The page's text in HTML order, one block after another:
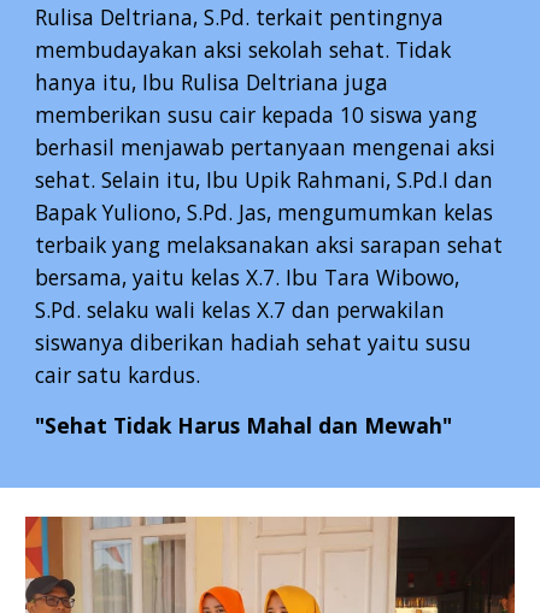
Rulisa Deltriana, S.Pd. terkait pentingnya
membudayakan aksi sekolah sehat. Tidak
hanya itu, Ibu Rulisa Deltriana juga
memberikan susu cair kepada 10 siswa yang
berhasil menjawab pertanyaan mengenai aksi
sehat. Selain itu, Ibu Upik Rahmani, S.Pd.I dan
Bapak Yuliono, S.Pd. Jas, mengumumkan kelas
terbaik yang melaksanakan aksi sarapan sehat
bersama, yaitu kelas X.7. Ibu Tara Wibowo,
S.Pd. selaku wali kelas X.7 dan perwakilan
siswanya diberikan hadiah sehat yaitu susu
cair satu kardus.
"Sehat Tidak Harus Mahal dan Mewah"